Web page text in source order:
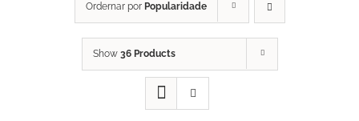
Ordernar por Popularidade
Show 36 Products